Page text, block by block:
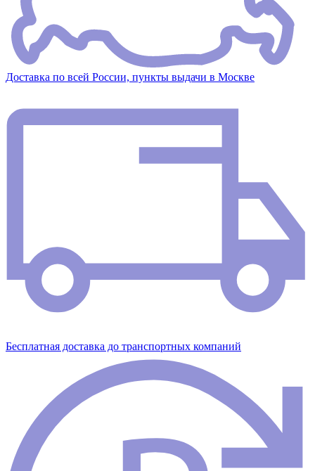
Доставка по всей России, пункты выдачи в Москве
Бесплатная доставка до транспортных компаний